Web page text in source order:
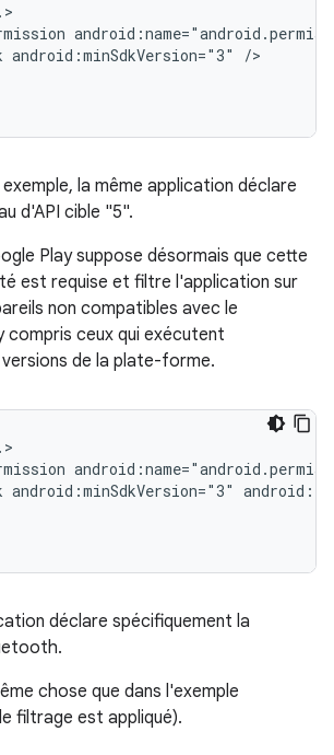
android:minSdkVersion="3"
la même application déclare
d'API cible "5".
Play suppose désormais que cette
est requise et filtre l'application sur
non compatibles avec le
compris ceux qui exécutent
de la plate-forme.
android:minSdkVersion="3"
déclare spécifiquement la
chose que dans l'exemple
filtrage est appliqué).